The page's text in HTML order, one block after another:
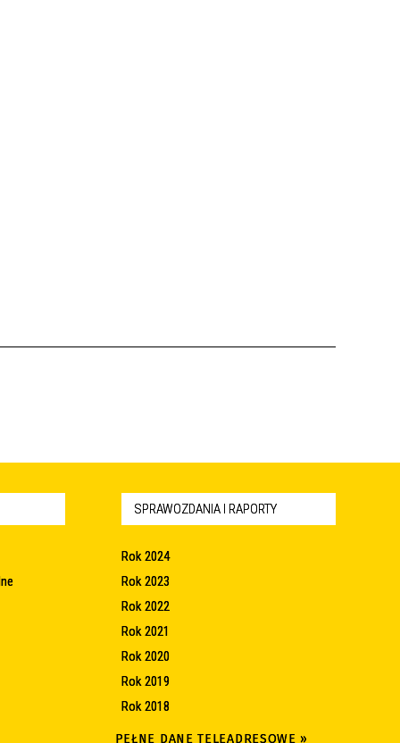
SPRAWOZDANIA I RAPORTY
Rok 2024
Rok 2023
Rok 2022
Rok 2021
Rok 2020
Rok 2019
Rok 2018
PEŁNE DANE TELEADRESOWE »